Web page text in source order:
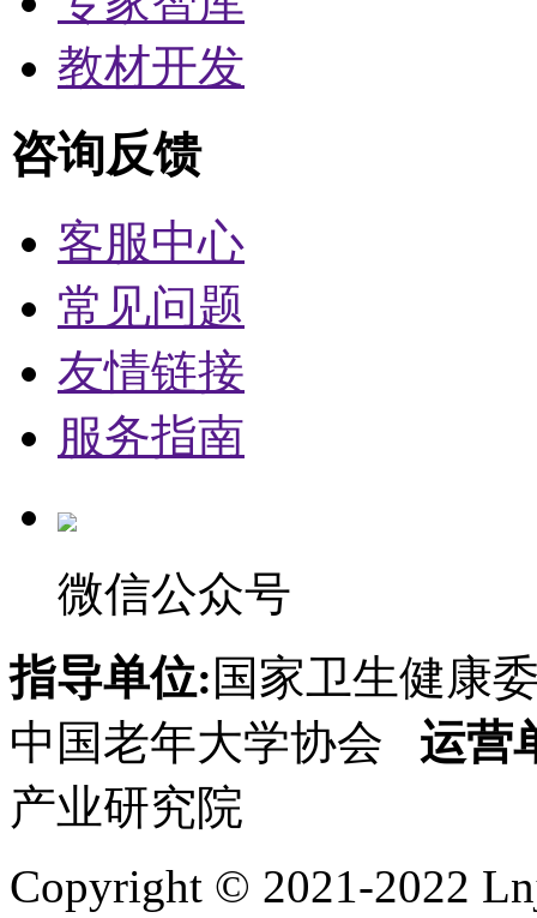
教材开发
咨询反馈
客服中心
常见问题
友情链接
服务指南
微信公众号
指导单位:国家卫生健康
中国老年大学协会 运营
产业研究院
Copyright © 2021-2022